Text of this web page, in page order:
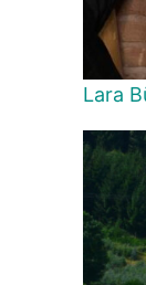
Lara